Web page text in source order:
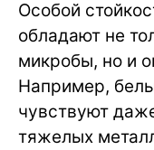
Особой
обладают не
микробы, но и
Например,
чувствуют
тяжелых